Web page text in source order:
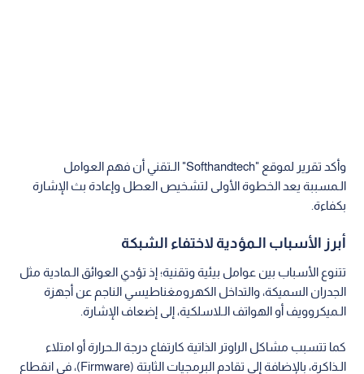
وأكد تقرير لموقع "Softhandtech" الـتقني أن فهم العوامل
الـمسببة يعد الخطوة الأولى لتشخيص العطل وإعادة بث الإشارة
بكفاءة.
أبرز الأسباب الـمؤدية لاختفاء الشبكة
تتنوع الأسباب بين عوامل بيئية وتقنية؛ إذ تؤدي العوائق الـمادية مثل
الجدران السميكة، والتداخل الكهرومغناطيسي الناجم عن أجهزة
الـميكروويف أو الهواتف الـلاسلكية، إلى إضعاف الإشارة.
كما تتسبب مشاكل الراوتر الذاتية كارتفاع درجة الـحرارة أو امتلاء
الـذاكرة، بالإضافة إلى تقادم البرمجيات الثابتة (Firmware)، في انقطاع